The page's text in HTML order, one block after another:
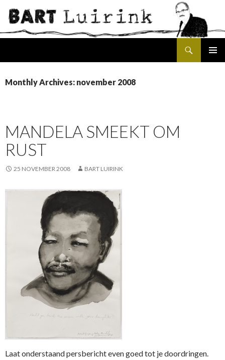
CONTENT
Monthly Archives: november 2008
MANDELA SMEEKT OM
RUST
25 NOVEMBER 2008 BART LUIRINK
Laat onderstaand persbericht even goed tot je doordringen.